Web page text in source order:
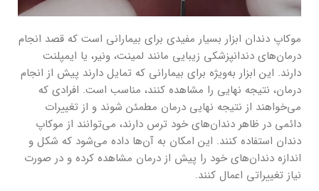
موکاپ دندان ابزار بسیار مفیدی برای بیمارانی است که قصد انجام
درمان‌های دندانپزشکی زیبایی مانند لمینت، ونیر، یا ایمپلنت
دارند. این ابزار به‌ویژه برای بیمارانی که تمایل دارند پیش از انجام
درمان، نتیجه نهایی را مشاهده کنند، مناسب است. افرادی که
می‌خواهند از نتیجه نهایی درمان مطمئن شوند و از تغییرات
دائمی در ظاهر دندان‌های خود ترس دارند، می‌توانند از موکاپ
دندان استفاده کنند. این امکان به آن‌ها داده می‌شود که شکل و
اندازه دندان‌های خود را پیش از درمان مشاهده کرده و در صورت
نیاز تغییراتی اعمال کنند.